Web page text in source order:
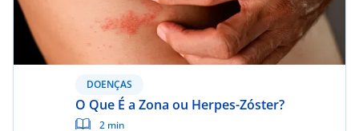
DOENÇAS
O Que É a Zona ou Herpes-Zóster?
2 min